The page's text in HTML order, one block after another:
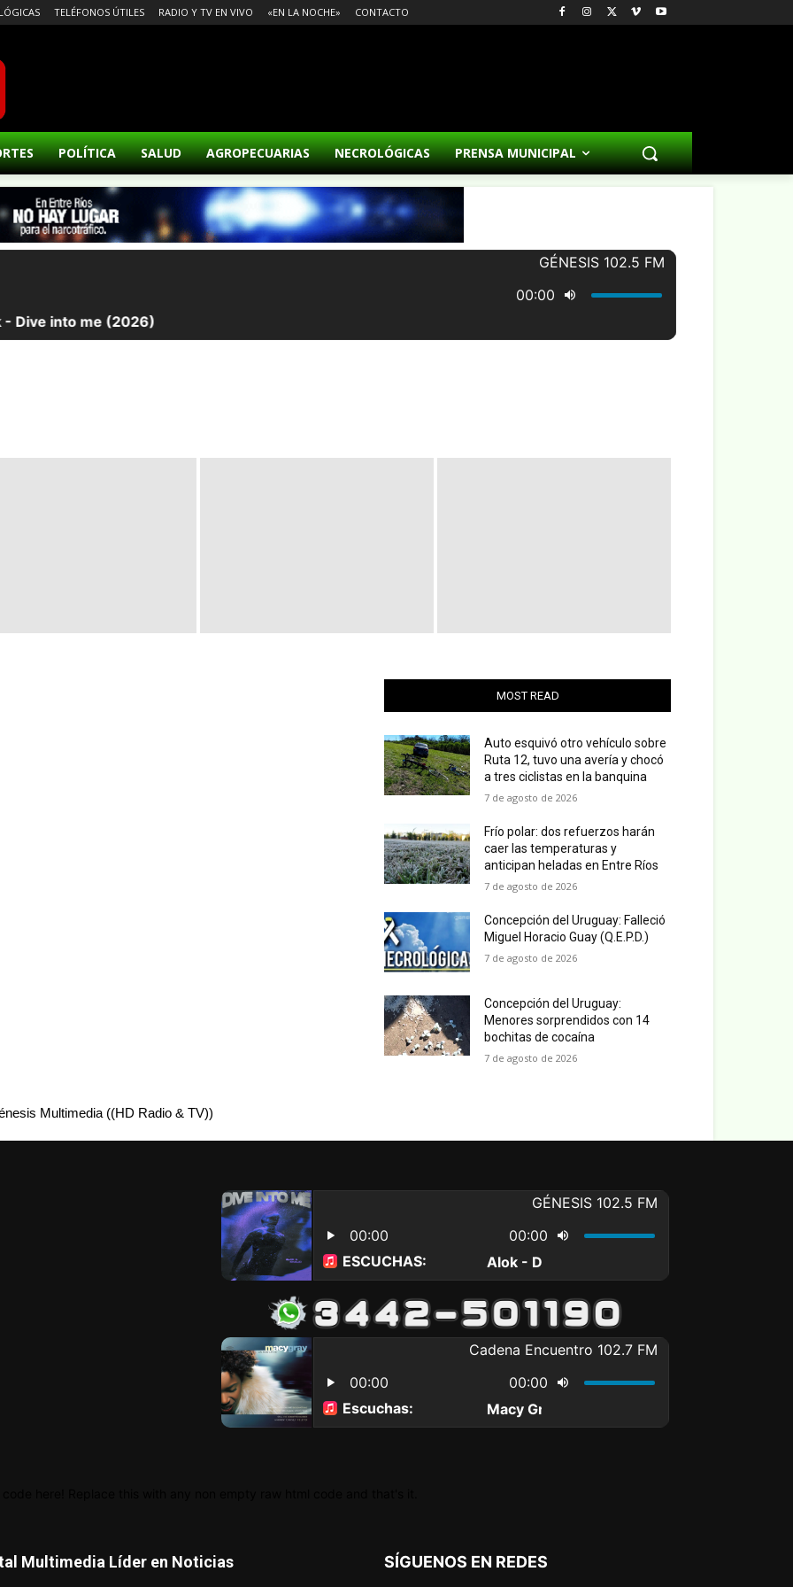
TELÉFONOS ÚTILES RADIO Y TV EN VIVO «EN LA NOCHE» CONTACTO
POLÍTICA SALUD AGROPECUARIAS NECROLÓGICAS PRENSA MUNICIPAL
MOST READ
Auto esquivó otro vehículo sobre
Ruta 12, tuvo una avería y chocó
a tres ciclistas en la banquina
7 de agosto de 2026
Frío polar: dos refuerzos harán
caer las temperaturas y
anticipan heladas en Entre Ríos
7 de agosto de 2026
Concepción del Uruguay: Falleció
Miguel Horacio Guay (Q.E.P.D.)
7 de agosto de 2026
Concepción del Uruguay:
Menores sorprendidos con 14
bochitas de cocaína
7 de agosto de 2026
Multimedia ((HD Radio & TV))
Multimedia Líder en Noticias SÍGUENOS EN REDES